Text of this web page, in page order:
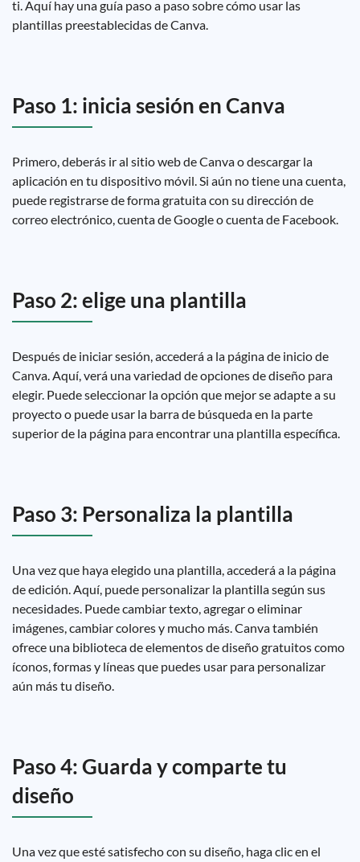
ti. Aquí hay una guía paso a paso sobre cómo usar las
plantillas preestablecidas de Canva.
Paso 1: inicia sesión en Canva
Primero, deberás ir al sitio web de Canva o descargar la
aplicación en tu dispositivo móvil. Si aún no tiene una cuenta,
puede registrarse de forma gratuita con su dirección de
correo electrónico, cuenta de Google o cuenta de Facebook.
Paso 2: elige una plantilla
Después de iniciar sesión, accederá a la página de inicio de
Canva. Aquí, verá una variedad de opciones de diseño para
elegir. Puede seleccionar la opción que mejor se adapte a su
proyecto o puede usar la barra de búsqueda en la parte
superior de la página para encontrar una plantilla específica.
Paso 3: Personaliza la plantilla
Una vez que haya elegido una plantilla, accederá a la página
de edición. Aquí, puede personalizar la plantilla según sus
necesidades. Puede cambiar texto, agregar o eliminar
imágenes, cambiar colores y mucho más. Canva también
ofrece una biblioteca de elementos de diseño gratuitos como
íconos, formas y líneas que puedes usar para personalizar
aún más tu diseño.
Paso 4: Guarda y comparte tu
diseño
Una vez que esté satisfecho con su diseño, haga clic en el